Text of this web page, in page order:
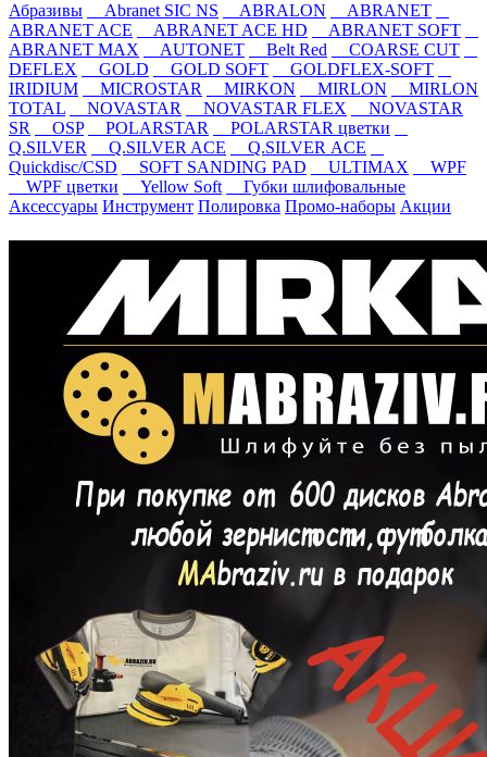
Абразивы
Abranet SIC NS ABRALON
ABRANET
ABRANET ACE
ABRANET ACE HD
ABRANET SOFT
ABRANET MAX
AUTONET Belt Red
COARSE CUT
DEFLEX
GOLD GOLD SOFT
GOLDFLEX-SOFT
IRIDIUM
MICROSTAR MIRKON MIRLON
MIRLON
TOTAL
NOVASTAR NOVASTAR FLEX
NOVASTAR
SR
OSP POLARSTAR
POLARSTAR цветки
Q.SILVER
Q.SILVER ACE
Q.SILVER ACE
Quickdisc/CSD
SOFT SANDING PAD ULTIMAX
WPF
WPF цветки
Yellow Soft
Губки шлифовальные
Аксессуары Инструмент Полировка Промо-наборы Акции